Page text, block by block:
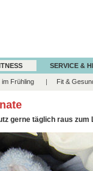
SERVICE &
im Frühling Fit &
gerne täglich raus zum